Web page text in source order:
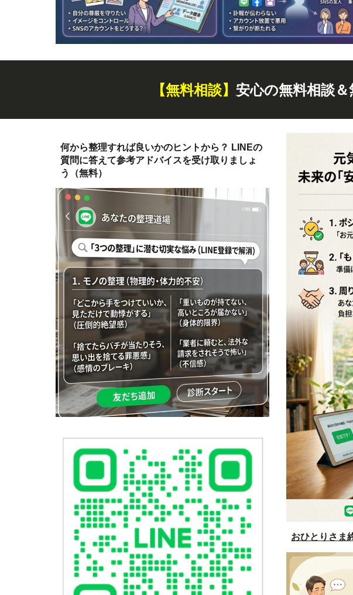
【無料相談】 安心の無料相談
何から整理すれば良いかのヒントから？ LINEの
質問に答えて参考アドバイスを受け取りましょ
う（無料）
おひとりさま